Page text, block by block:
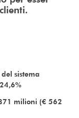
sistema
milioni (€ 562